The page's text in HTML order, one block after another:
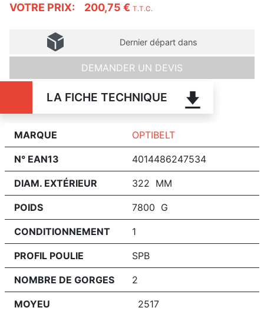
VOTRE PRIX: 200,75 € T.T.C.
Dernier départ dans
DEMANDER UN DEVIS
LA FICHE TECHNIQUE
MARQUE OPTIBELT
N° EAN13 4014486247534
DIAM. EXTÉRIEUR 322 MM
POIDS 7800 G
CONDITIONNEMENT 1
PROFIL POULIE SPB
NOMBRE DE GORGES 2
MOYEU
2517